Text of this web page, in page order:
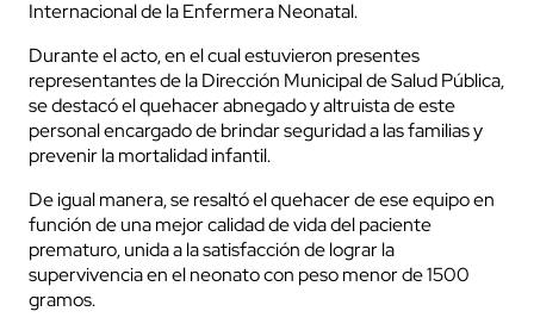
Internacional de la Enfermera Neonatal.
Durante el acto, en el cual estuvieron presentes
representantes de la Dirección Municipal de Salud Pública,
se destacó el quehacer abnegado y altruista de este
personal encargado de brindar seguridad a las familias y
prevenir la mortalidad infantil.
De igual manera, se resaltó el quehacer de ese equipo en
función de una mejor calidad de vida del paciente
prematuro, unida a la satisfacción de lograr la
supervivencia en el neonato con peso menor de 1500
gramos.